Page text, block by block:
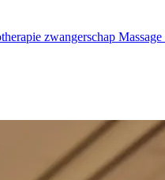
zwangerschap Massage